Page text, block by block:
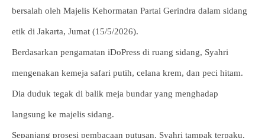
bersalah oleh Majelis Kehormatan Partai Gerindra dalam sidang
etik di Jakarta, Jumat (15/5/2026).
Berdasarkan pengamatan iDoPress di ruang sidang, Syahri
mengenakan kemeja safari putih, celana krem, dan peci hitam.
Dia duduk tegak di balik meja bundar yang menghadap
langsung ke majelis sidang.
Sepanjang prosesi pembacaan putusan, Syahri tampak terpaku.